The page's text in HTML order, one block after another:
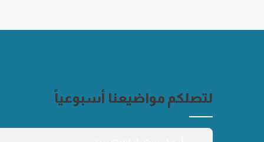
لتصلكم مواضيعنا أسبوعياً